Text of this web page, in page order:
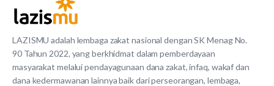
LAZISMU adalah lembaga zakat nasional dengan SK Menag No.
90 Tahun 2022, yang berkhidmat dalam pemberdayaan
masyarakat melalui pendayagunaan dana zakat, infaq, wakaf dan
dana kedermawanan lainnya baik dari perseorangan, lembaga,